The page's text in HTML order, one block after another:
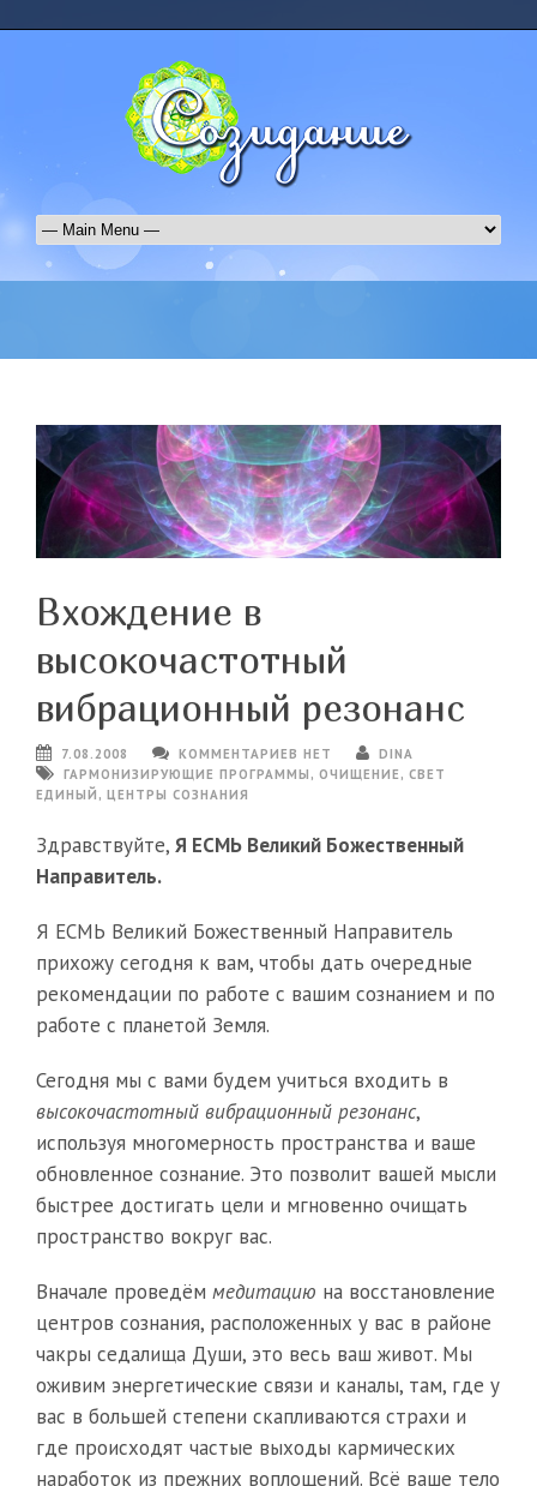
Вхождение в
высокочастотный
вибрационный резонанс
7.08.2008 КОММЕНТАРИЕВ НЕТ
DINA
ГАРМОНИЗИРУЮЩИЕ ПРОГРАММЫ , ОЧИЩЕНИЕ, СВЕТ
ЕДИНЫЙ , ЦЕНТРЫ СОЗНАНИЯ
Здравствуйте, Я ЕСМЬ Великий Божественный
Направитель.
Я ЕСМЬ Великий Божественный Направитель
прихожу сегодня к вам, чтобы дать очередные
рекомендации по работе с вашим сознанием и по
работе с планетой Земля.
Сегодня мы с вами будем учиться входить в
высокочастотный вибрационный резонанс,
используя многомерность пространства и ваше
обновленное сознание. Это позволит вашей мысли
быстрее достигать цели и мгновенно очищать
пространство вокруг вас.
Вначале проведём медитацию на восстановление
центров сознания, расположенных у вас в районе
чакры седалища Души, это весь ваш живот. Мы
оживим энергетические связи и каналы, там, где у
вас в большей степени скапливаются страхи и
где происходят частые выходы кармических
наработок из прежних воплощений. Всё ваше тело